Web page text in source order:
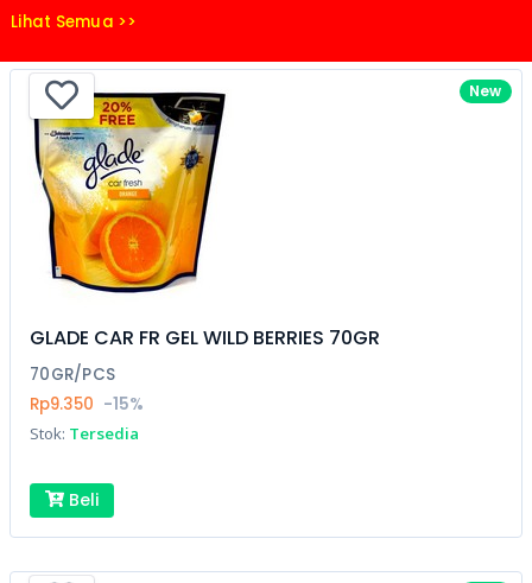
Lihat Semua >>
New
GLADE CAR FR GEL WILD BERRIES 70GR
70GR/PCS
Rp9.350 -15%
Stok: Tersedia
Beli